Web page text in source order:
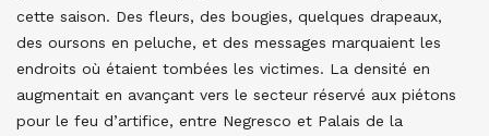
cette saison. Des fleurs, des bougies, quelques drapeaux,
des oursons en peluche, et des messages marquaient les
endroits où étaient tombées les victimes. La densité en
augmentait en avançant vers le secteur réservé aux piétons
pour le feu d’artifice, entre Negresco et Palais de la